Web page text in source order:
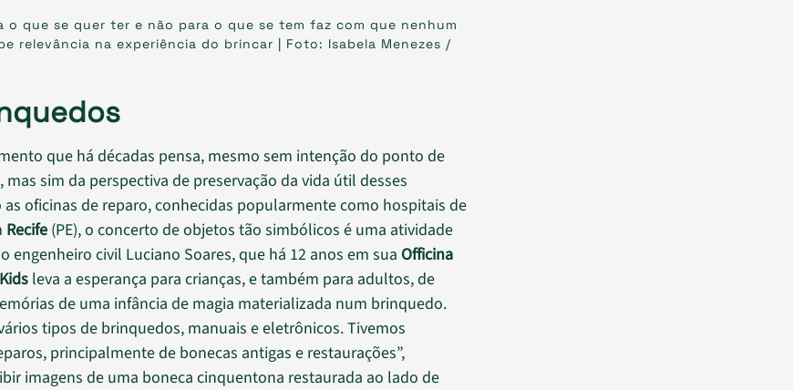
o que se quer ter e não para o que se tem faz com que nenhum
relevância na experiência do brincar | Foto: Isabela Menezes /
que há décadas pensa, mesmo sem intenção do ponto de
sim da perspectiva de preservação da vida útil desses
oficinas de reparo, conhecidas popularmente como hospitais de
Recife (PE), o concerto de objetos tão simbólicos é uma atividade
engenheiro civil Luciano Soares, que há 12 anos em sua Officina
leva a esperança para crianças, e também para adultos, de
de uma infância de magia materializada num brinquedo.
tipos de brinquedos, manuais e eletrônicos. Tivemos
principalmente de bonecas antigas e restaurações”,
imagens de uma boneca cinquentona restaurada ao lado de